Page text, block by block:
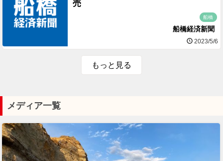
売
船橋
船橋経済新聞
2023/5/6
もっと見る
メディア一覧